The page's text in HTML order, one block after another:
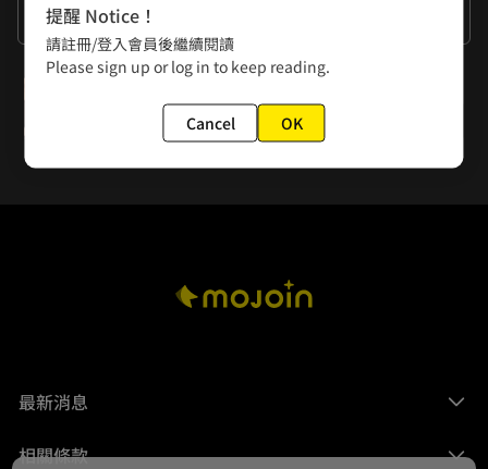
又剪短髮了，現在變得好喜歡中短髮。
下一話
第151-152回
最新消息
相關條款
提醒 Notice！
請註冊/登入會員後繼續閱讀
Please sign up or log in to keep reading.
Cancel OK